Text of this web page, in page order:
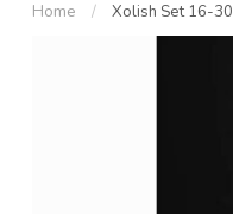
Home / Xolish Set 16-30